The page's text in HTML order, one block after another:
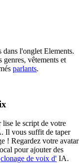
dans l'onglet Elements.
vêtements et
parlants.
lise le script de votre
Il vous suffit de taper
! Regardez votre avatar
pour ajouter des
clonage de voix d' IA.